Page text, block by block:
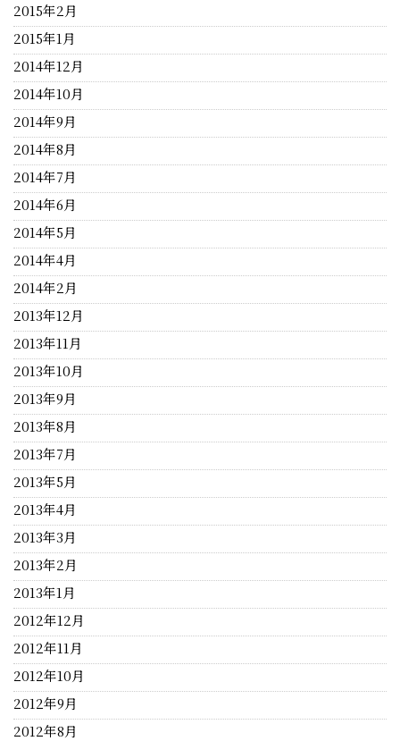
2015年2月
2015年1月
2014年12月
2014年10月
2014年9月
2014年8月
2014年7月
2014年6月
2014年5月
2014年4月
2014年2月
2013年12月
2013年11月
2013年10月
2013年9月
2013年8月
2013年7月
2013年5月
2013年4月
2013年3月
2013年2月
2013年1月
2012年12月
2012年11月
2012年10月
2012年9月
2012年8月